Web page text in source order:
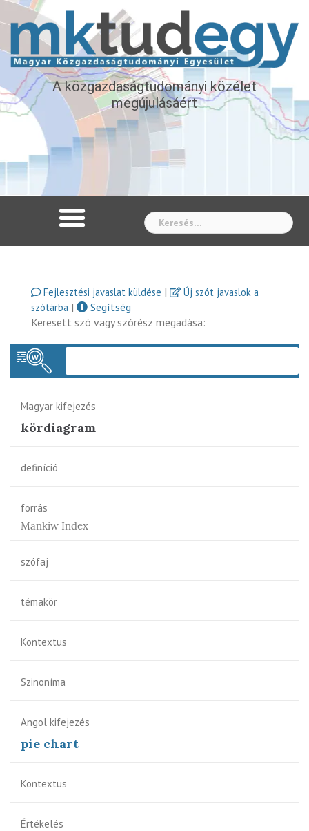
A közgazdaságtudományi közélet
megújulásáért
Fejlesztési javaslat küldése |
Új szót javaslok a
szótárba |
Segítség
Keresett szó vagy szórész megadása:
Magyar kifejezés
kördiagram
definíció
forrás
Mankiw Index
szófaj
témakör
Kontextus
Szinoníma
Angol kifejezés
pie chart
Kontextus
Értékelés